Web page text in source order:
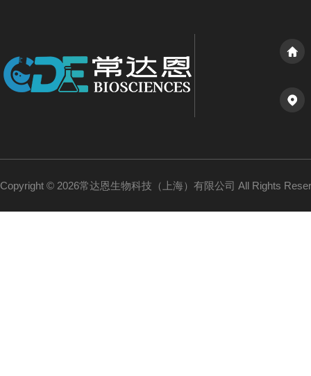
Copyright © 2026常达恩生物科技（上海）有限公司 All Rights